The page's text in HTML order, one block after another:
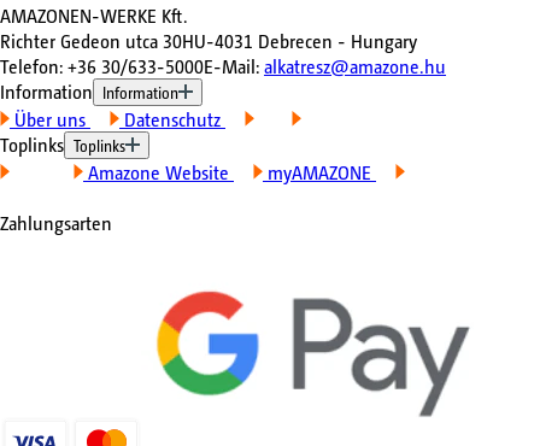
AMAZONEN-WERKE Kft.
Richter Gedeon utca 30HU-4031 Debrecen - Hungary
Telefon:+36 30/633-5000E-Mail:alkatresz@amazone.hu
Information Information
Über uns Datenschutz
Toplinks Toplinks
Amazone Website myAMAZONE
Zahlungsarten